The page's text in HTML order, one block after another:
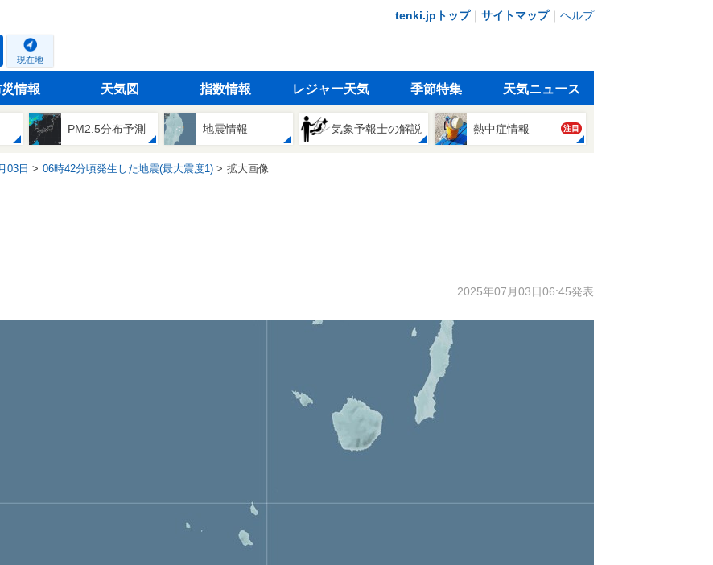
tenki.jpトップ｜ サイトマップ｜ ヘルプ
現在地
災情報 天気図 指数情報 レジャー天気 季節特集 天気ニュース
PM2.5分布予測 地震情報 気象予報士の解説 熱中症情報 注目
03日 06時42分頃発生した地震(最大震度1) 拡大画像
2025年07月03日06:45発表